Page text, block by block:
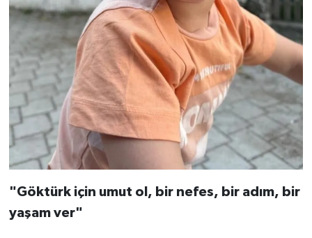
"Göktürk için umut ol, bir nefes, bir adım, bir
yaşam ver"